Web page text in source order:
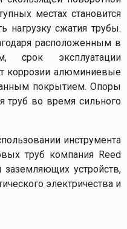
местах становится
нагрузку сжатия трубы.
расположенным в
срок эксплуатации
коррозии алюминиевые
покрытием. Опоры
труб во время сильного
инструмента
труб компания Reed
заземляющих устройств,
электричества и